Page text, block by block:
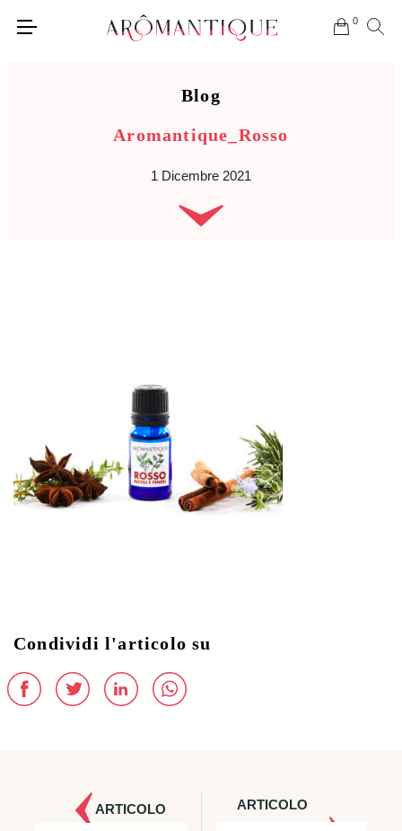
0
Blog
Aromantique_Rosso
1 Dicembre 2021
Condividi l'articolo su
ARTICOLO
ARTICOLO